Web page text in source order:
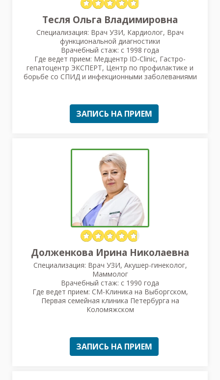
Тесля Ольга Владимировна
Специализация: Врач УЗИ, Кардиолог, Врач
функциональной диагностики
Врачебный стаж: с 1998 года
Где ведет прием: Медцентр ID-Clinic, Гастро-
гепатоцентр ЭКСПЕРТ, Центр по профилактике и
борьбе со СПИД и инфекционными заболеваниями
ЗАПИСЬ НА ПРИЕМ
Долженкова Ирина Николаевна
Специализация: Врач УЗИ, Акушер-гинеколог,
Маммолог
Врачебный стаж: с 1990 года
Где ведет прием: СМ-Клиника на Выборгском,
Первая семейная клиника Петербурга на
Коломяжском
ЗАПИСЬ НА ПРИЕМ